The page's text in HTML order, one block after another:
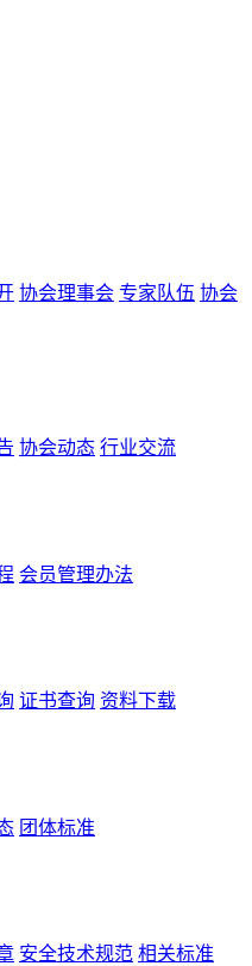
协会理事会 专家队伍 协会
协会动态 行业交流
会员管理办法
证书查询 资料下载
团体标准
安全技术规范 相关标准